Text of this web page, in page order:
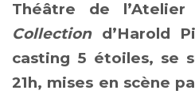
Théâtre de
Collection d’Harold
casting 5 étoiles, se
21h, mises en scène